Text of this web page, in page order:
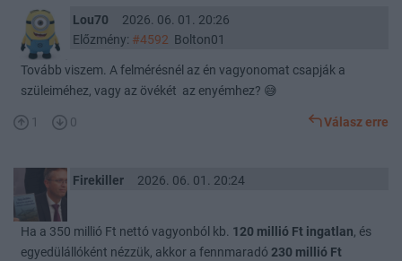
Lou70
2026. 06. 01. 20:26
Előzmény: #4592 Bolton01
Tovább viszem. A felmérésnél az én vagyonomat csapják a
szüleiméhez, vagy az övékét az enyémhez? 😅
1 0 Válasz erre
Firekiller 2026. 06. 01. 20:24
Ha a 350 millió Ft nettó vagyonból kb. 120 millió Ft ingatlan, és
egyedülállóként nézzük, akkor a fennmaradó 230 millió Ft